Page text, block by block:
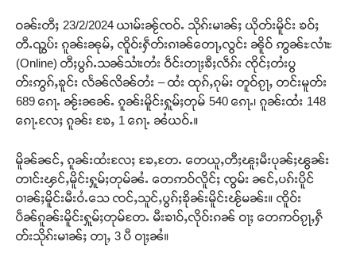
ဝၼ်းတီႈ 23/2/2024 ယၢမ်းၼႂ်ၸဝ်ႉ သိုၵ်းမၢၼ်ႈ ယိုတ်းမိူင်း ၶဝ်ႈ
တီႉၺွပ်း ၵူၼ်းၼုမ်ႇ ၸိူဝ်းႁဵတ်းၵၢၼ်တေႃႇလွင်း ၼိူဝ် ဢွၼ်ႊလၢႆႊ
(Online) တီႈပွၵ်ႉသၼ်သၢႆးတႆး ဝဵင်းတႃႈၶီႈလဵၵ်း ၸိုင်ႈတႆးပွ
တ်းဢွၵ်ႇၶူင်း လႅၼ်လိၼ်တႆး – ထႆး ထုၵ်ႇၵုမ်း တူဝ်ၵႂႃႇ တင်းမူတ်း
689 ၵေႃႉ ၼႂ်းၼၼ်ႉ ၵူၼ်းမိူင်းႁူမ်ႈတုမ် 540 ၵေႃႉ၊ ၵူၼ်းထႆး 148
ၵေႃႉလႄႈ ၵူၼ်း ၶႄႇ 1 ၵေႃႉ ၼႆယဝ်ႉ။
မိူၼ်ၼင်ႇ ၵူၼ်းထႆးလႄႈ ၶႄႇတႄႉ တေယူႇတီႈၽူႈမီးပုၼ်ႈၽွၼ်း
တၢင်းၾင်ႇမိူင်းႁူမ်ႈတုမ်ၼႆႉ တေဢဝ်လိူင်ႈ ၸွမ်း ၼင်ႇပၵ်းပိူင်
ဝၢၼ်ႈမိူင်းမီးဝႆႉသေ ၸင်ႇသူင်ႇပွၵ်ႈၶိုၼ်းမိူင်းၽႂ်မၼ်း။ ၸိူဝ်း
ပဵၼ်ၵူၼ်းမိူင်းႁူမ်ႈတုမ်တႄႉ မီးၶၢဝ်ႇလိုဝ်းၵၼ် ဝႃႈ တေဢဝ်ၵႂႃႇႁဵ
တ်းသိုၵ်းမၢၼ်ႈ တႃႇ 3 ပီ ဝႃႈၼႆ။